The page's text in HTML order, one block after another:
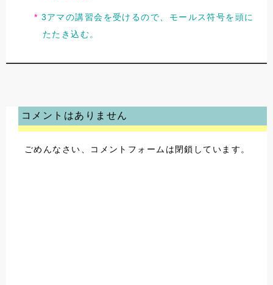
3アマの講習会を受けるので、モールス符号を頭に
たたき込む。
コメントはありません
ごめんなさい、コメントフォームは閉鎖しています。